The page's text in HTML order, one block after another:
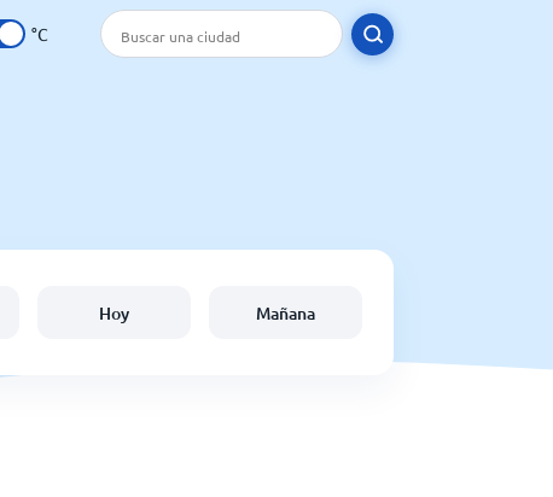
°C
Hoy Mañana